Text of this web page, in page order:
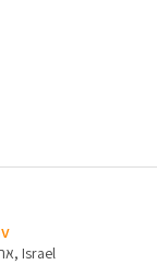
ארסוף, Israel